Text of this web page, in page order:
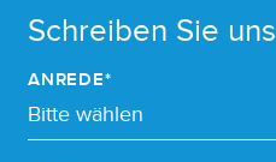
Schreiben Sie uns
ANREDE*